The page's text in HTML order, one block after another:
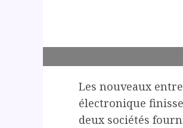
Les nouveaux
électronique
deux sociétés